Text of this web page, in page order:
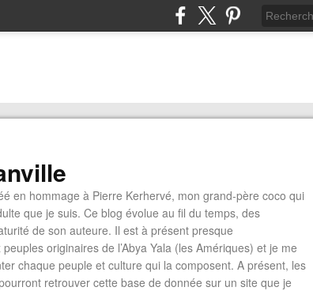
en hommage à Pierre Kerhervé, mon grand-père coco qui
que je suis. Ce blog évolue au fil du temps, des
de son auteure. Il est à présent presque
originaires de l’Abya Yala (les Amériques) et je me
chaque peuple et culture qui la composent. A présent, les
retrouver cette base de donnée sur un site que je